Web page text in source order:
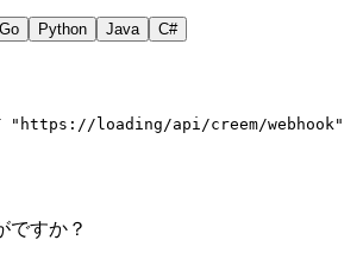
Go Python Java C#
"https://loading/api/creem/webhook"
ですか？